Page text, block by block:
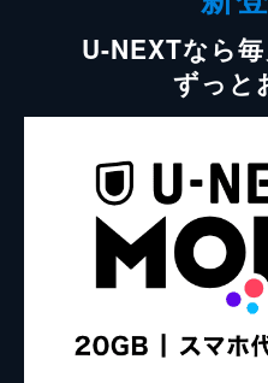
U-NEXTなら
ずっと